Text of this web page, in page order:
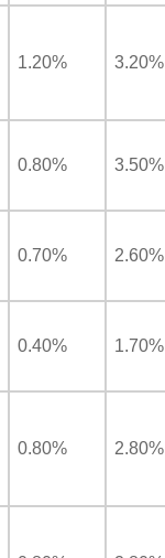
1.20% 3.20%
0.80% 3.50%
0.70% 2.60%
0.40% 1.70%
0.80% 2.80%